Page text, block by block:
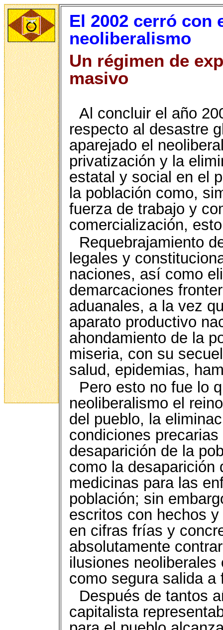
El 2002 cerró con
neoliberalismo
Un régimen de
masivo
Al concluir el año
respecto al desastre
aparejado el
privatización y la
estatal y social en el
la población como,
fuerza de trabajo y
comercialización,
Requebrajamiento
legales y
naciones, así como
demarcaciones
aduanales, a la vez
aparato productivo
ahondamiento de la
miseria, con su
salud, epidemias,
Pero esto no fue lo
neoliberalismo el
del pueblo, la
condiciones
desaparición de la
como la desaparición
medicinas para las
población; sin
escritos con hechos
en cifras frías y
absolutamente
ilusiones
como segura salida a
Después de tantos
capitalista